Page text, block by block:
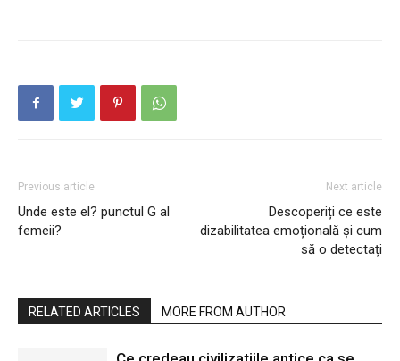
Previous article
Unde este el? punctul G al
femeii?
Next article
Descoperiți ce este
dizabilitatea emoțională și cum
să o detectați
RELATED ARTICLES MORE FROM AUTHOR